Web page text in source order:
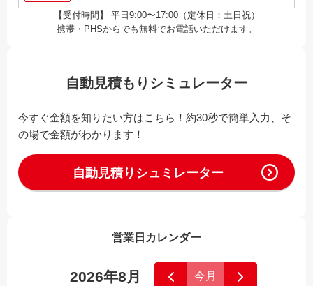
【受付時間】 平日9:00〜17:00（定休日：土日祝）
携帯・PHSからでも無料でお電話いただけます。
自動見積もりシミュレーター
今すぐ金額を知りたい方はこちら！約30秒で簡単入力、そ
の場で金額がわかります！
自動見積りシュミレーター
営業日カレンダー
2026年8月 今月